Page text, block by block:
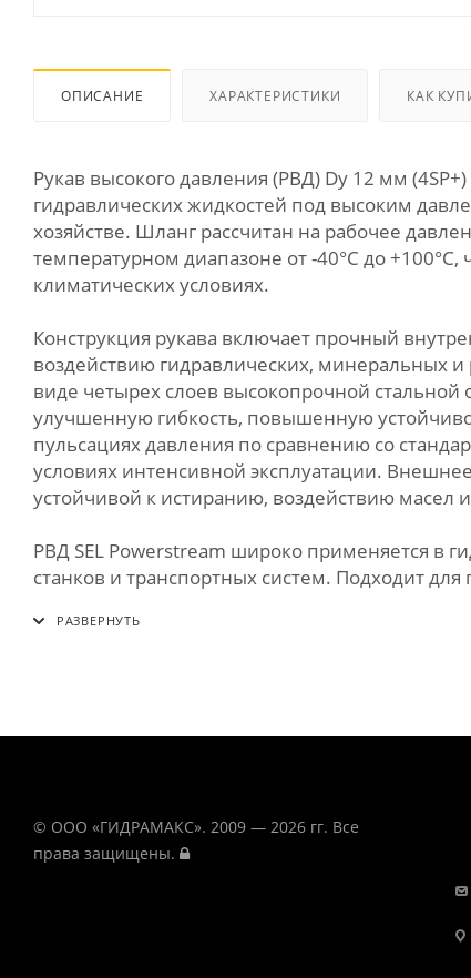
ОПИСАНИЕ ХАРАКТЕРИСТИКИ КАК
Рукав высокого давления (РВД) Dу 12 мм
гидравлических жидкостей под высоким
хозяйстве. Шланг рассчитан на рабочее
температурном диапазоне от -40°C до
климатических условиях.
Конструкция рукава включает прочный
воздействию гидравлических, минеральных
виде четырех слоев высокопрочной стальной
улучшенную гибкость, повышенную
пульсациях давления по сравнению со
условиях интенсивной эксплуатации.
устойчивой к истиранию, воздействию масел
РВД SEL Powerstream широко применяется в
станков и транспортных систем. Подходит
© ООО «ГИДРАМАКС». 2009 — 2026 гг. Все
права защищены.